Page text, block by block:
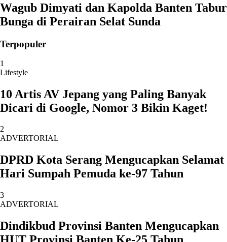
Wagub Dimyati dan Kapolda Banten Tabur
Bunga di Perairan Selat Sunda
Terpopuler
1
Lifestyle
10 Artis AV Jepang yang Paling Banyak
Dicari di Google, Nomor 3 Bikin Kaget!
2
ADVERTORIAL
DPRD Kota Serang Mengucapkan Selamat
Hari Sumpah Pemuda ke-97 Tahun
3
ADVERTORIAL
Dindikbud Provinsi Banten Mengucapkan